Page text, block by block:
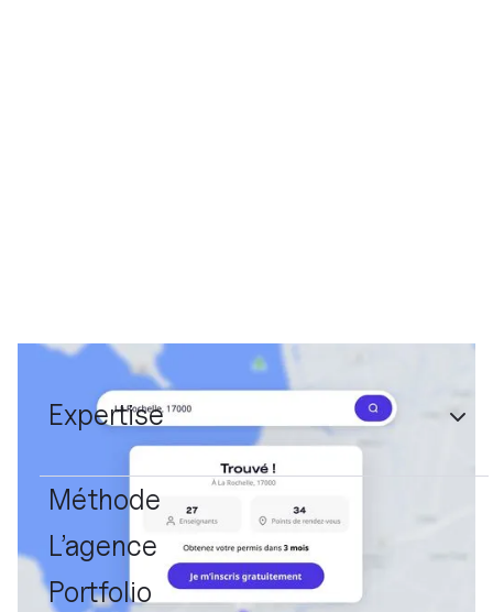
Expertise
Méthode
L’agence
Portfolio